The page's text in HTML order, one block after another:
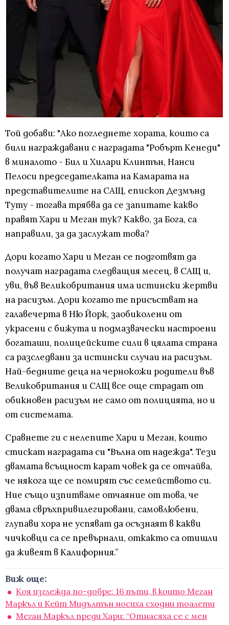
Той добави: "Ако погледнете хората, които са
били награждавани с наградата "Робърт Кенеди"
в миналото - Бил и Хилари Клинтън, Нанси
Пелоси председателката на Камарата на
представителите на САЩ, епископ Дезмънд
Туту - тогава трябва да се запитате какво
правят Хари и Меган тук? Какво, за Бога, са
направили, за да заслужат това?
Дори когато Хари и Меган се подготвят да
получат наградата следващия месец, в САЩ и,
уви, във Великобритания има истински жертви
на расизъм. Дори когато те присъстват на
галавечерта в Ню Йорк, заобиколени от
украсени с бижута и подмазвачески настроени
богаташи, полицейските сили в цялата страна
са разследвани за истински случаи на расизъм.
Най-бедните деца на чернокожи родители във
Великобритания и САЩ все още страдат от
обикновен расизъм не само от полицията, но и
от системата.
Сравнете ги с нелепите Хари и Меган, които
стискат наградата си "Вълна от надежда". Тези
двамата всъщност карат човек да се отчайва,
че някога ще се помирят със семейството си.
Ние също изпитваме отчаяние от това, че
двама свръхпривилегировани, самовлюбени,
глупави хора не успяват да осъзнаят в какви
чичковци са се превърнали, откакто са отишли
да живеят в Калифорния.”
Виж още:
Коя изглежда по-добре: 16 пъти, в които Меган
Маркъл и Кейт Мидълтън носиха сходни тоалети
Меган Маркъл преди Хари: “Отнасяха се с мен